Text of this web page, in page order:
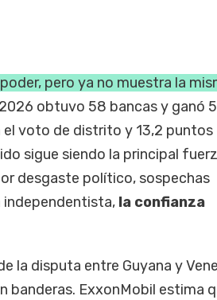
pero ya no muestra la
obtuvo 58 bancas y ganó
voto de distrito y 13,2 puntos
sigue siendo la principal
desgaste político, sospechas
independentista, la confianza
la disputa entre Guyana y
banderas. ExxonMobil estima